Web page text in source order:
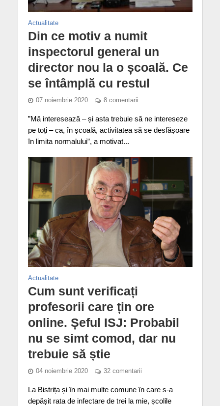
Actualitate
Din ce motiv a numit
inspectorul general un
director nou la o școală. Ce
se întâmplă cu restul
07 noiembrie 2020 8 comentarii
”Mă interesează – și asta trebuie să ne intereseze
pe toți – ca, în școală, activitatea să se desfășoare
în limita normalului”, a motivat...
Actualitate
Cum sunt verificați
profesorii care țin ore
online. Șeful ISJ: Probabil
nu se simt comod, dar nu
trebuie să știe
04 noiembrie 2020 32 comentarii
La Bistrița și în mai multe comune în care s-a
depășit rata de infectare de trei la mie, școlile